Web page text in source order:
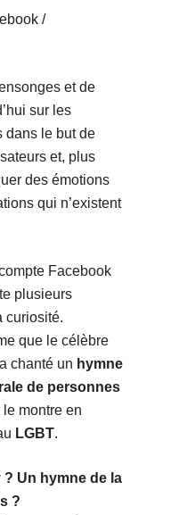
/
et de
sur les
dans le but de
et, plus
des émotions
qui n’existent
Facebook
plusieurs
curiosité.
que le célèbre
chanté un hymne
de personnes
le montre en
LGBT.
Un hymne de la
?